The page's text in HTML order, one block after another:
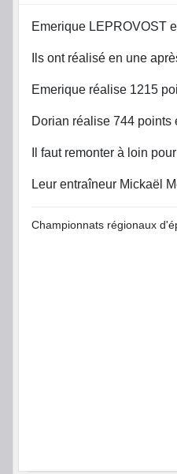
Emerique LEPROVOST
Ils ont réalisé en une
Emerique réalise 1215
Dorian réalise 744 points
Il faut remonter à loin
Leur entraîneur Mickaël
Championnats régionaux